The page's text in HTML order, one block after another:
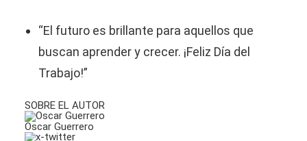
“El futuro es brillante para aquellos que
buscan aprender y crecer. ¡Feliz Día del
Trabajo!”
SOBRE EL AUTOR
Oscar Guerrero